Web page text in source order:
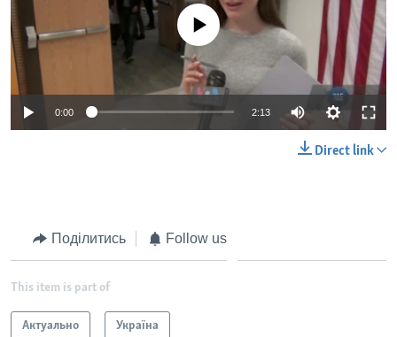
No media source currently available
0:00 2:13
Direct link
Поділитись Follow us
This item is part of
Актуально Україна